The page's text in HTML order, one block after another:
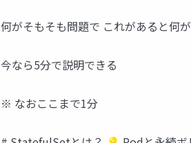
何がそもそも問題で これがあると何
今なら5分で説明できる
※ なおここまで1分